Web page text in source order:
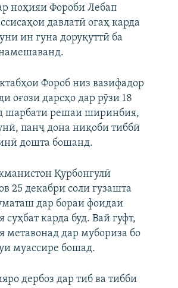
ноҳияи Фороби Лебап
давлатӣ огаҳ карда
ин гуна доруқуттӣ ба
Фороб низ вазифадор
оғози дарсҳо дар рӯзи 18
шарбати решаи ширинбия,
панҷ дона ниқоби тиббӣ
дошта бошанд.
Қурбонгулӣ
25 декабри соли гузашта
дар бораи фоидаи
карда буд. Вай гуфт,
дар мубориза бо
муассире бошад.
дербоз дар тиб ва тибби